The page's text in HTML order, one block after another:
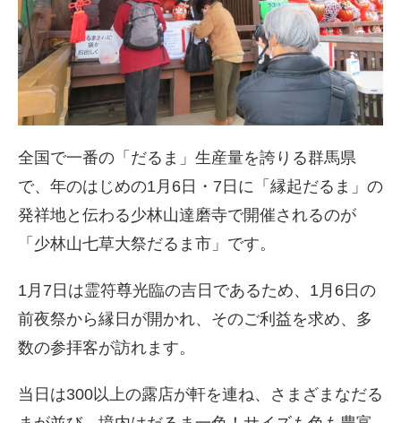
全国で一番の「だるま」生産量を誇りる群馬県
で、年のはじめの1月6日・7日に「縁起だるま」の
発祥地と伝わる少林山達磨寺で開催されるのが
「少林山七草大祭だるま市」です。
1月7日は霊符尊光臨の吉日であるため、1月6日の
前夜祭から縁日が開かれ、そのご利益を求め、多
数の参拝客が訪れます。
当日は300以上の露店が軒を連ね、さまざまなだる